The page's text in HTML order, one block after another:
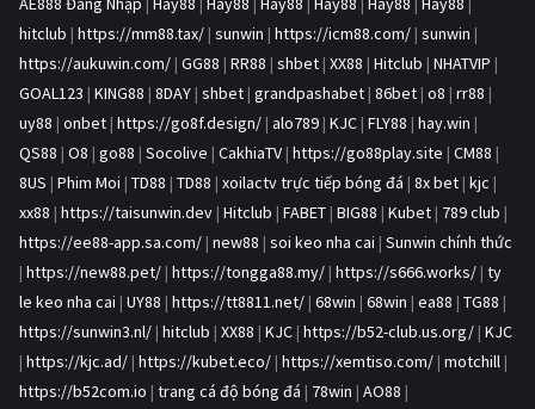
hitclub | https://mm88.tax/ | sunwin | https://icm88.com/ | sunwin |
https://aukuwin.com/ | GG88 | RR88 | shbet | XX88 | Hitclub | NHATVIP |
GOAL123 | KING88 | 8DAY | shbet | grandpashabet | 86bet | o8 | rr88 |
uy88 | onbet | https://go8f.design/ | alo789 | KJC | FLY88 | hay.win |
QS88 | O8 | go88 | Socolive | CakhiaTV | https://go88play.site | CM88 |
8US | Phim Moi | TD88 | TD88 | xoilactv trực tiếp bóng đá | 8x bet | kjc |
xx88 | https://taisunwin.dev | Hitclub | FABET | BIG88 | Kubet | 789 club |
https://ee88-app.sa.com/ | new88 | soi keo nha cai | Sunwin chính thức
| https://new88.pet/ | https://tongga88.my/ | https://s666.works/ | ty
le keo nha cai | UY88 | https://tt8811.net/ | 68win | 68win | ea88 | TG88 |
https://sunwin3.nl/ | hitclub | XX88 | KJC | https://b52-club.us.org/ | KJC
| https://kjc.ad/ | https://kubet.eco/ | https://xemtiso.com/ | motchill |
https://b52com.io | trang cá độ bóng đá | 78win | AO88 |